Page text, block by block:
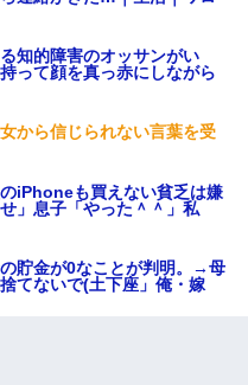
知的障害のオッサンがい
って顔を真っ赤にしながら
から信じられない言葉を受
iPhoneも買えない貧乏は嫌
」息子「やった＾＾」私
貯金が0なことが判明。→母
てないで(土下座」俺・嫁